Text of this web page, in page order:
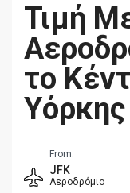
Τιμή
το
Υόρκης
From:
JFK
Αεροδρόμιο